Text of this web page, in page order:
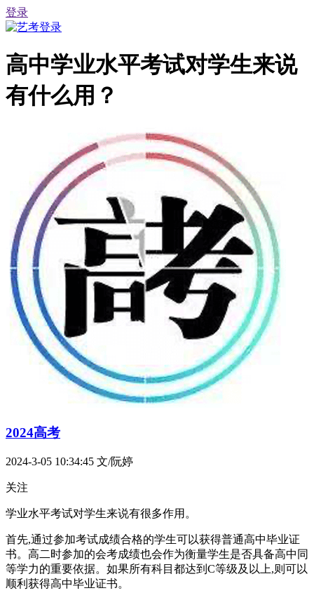
登录
高中学业水平考试对学生来说
有什么用？
2024高考
2024-3-05 10:34:45 文/阮婷
关注
学业水平考试对学生来说有很多作用。
首先,通过参加考试成绩合格的学生可以获得普通高中毕业证
书。高二时参加的会考成绩也会作为衡量学生是否具备高中同
等学力的重要依据。如果所有科目都达到C等级及以上,则可以
顺利获得高中毕业证书。